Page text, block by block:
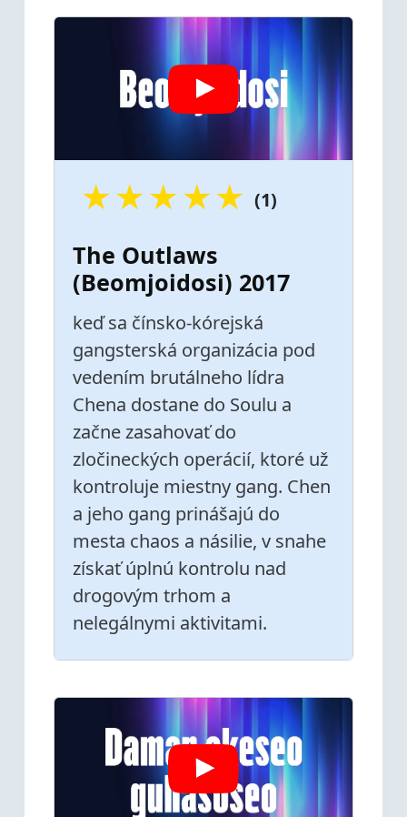
★
★
★
★
★ (1)
The Outlaws
(Beomjoidosi) 2017
keď sa čínsko-kórejská
gangsterská organizácia pod
vedením brutálneho lídra
Chena dostane do Soulu a
začne zasahovať do
zločineckých operácií, ktoré už
kontroluje miestny gang. Chen
a jeho gang prinášajú do
mesta chaos a násilie, v snahe
získať úplnú kontrolu nad
drogovým trhom a
nelegálnymi aktivitami.